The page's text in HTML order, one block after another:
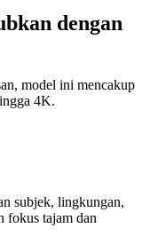
dengan
model ini mencakup
4K.
subjek, lingkungan,
fokus tajam dan